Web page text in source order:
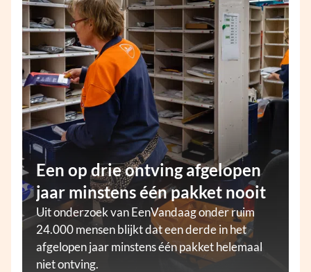
Een op drie ontving afgelopen
jaar minstens één pakket nooit
Uit onderzoek van EenVandaag onder ruim
24.000 mensen blijkt dat een derde in het
afgelopen jaar minstens één pakket helemaal
niet ontving.